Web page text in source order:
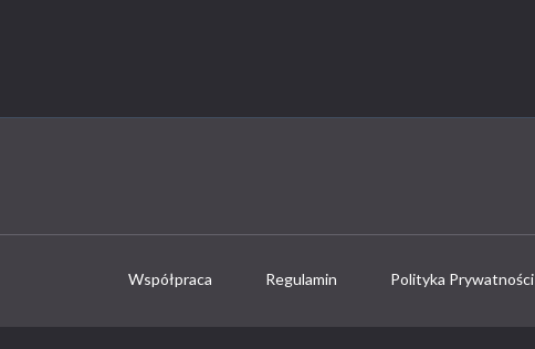
Współpraca Regulamin Polityka Prywatności